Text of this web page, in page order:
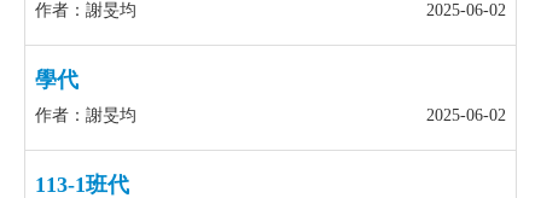
作者：謝旻均 2025-06-02
學代
作者：謝旻均 2025-06-02
113-1班代